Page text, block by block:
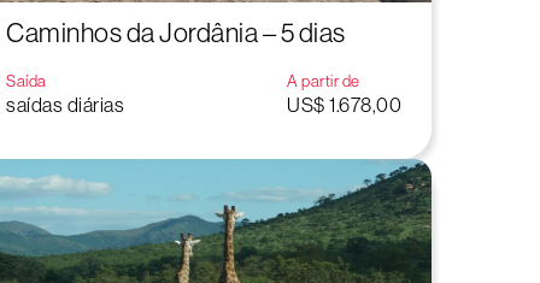
Caminhos da Jordânia – 5 dias
Saída
saídas diárias
A partir de
US$ 1.678,00